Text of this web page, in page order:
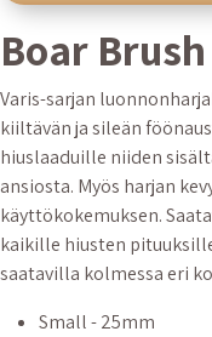
Boar Brush
Varis-sarjan
kiiltävän ja sileän
hiuslaaduille niiden
ansiosta. Myös harjan
käyttökokemuksen.
kaikille hiusten
saatavilla kolmessa eri
Small - 25mm